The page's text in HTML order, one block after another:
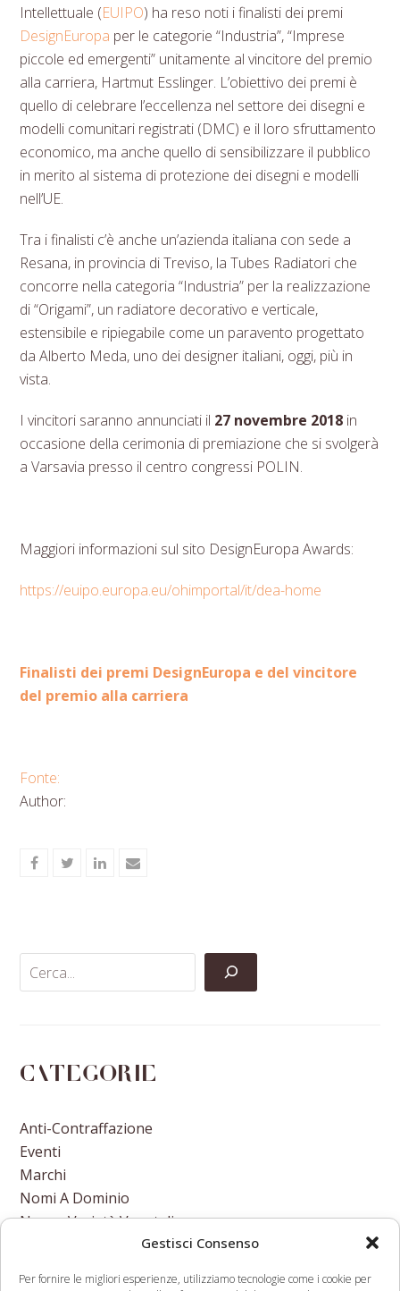
Gestisci Consenso
Per fornire le migliori esperienze, utilizziamo tecnologie come i cookie per
Intellettuale (EUIPO) ha reso noti i finalisti dei premi
DesignEuropa per le categorie “Industria”, “Imprese
piccole ed emergenti” unitamente al vincitore del premio
alla carriera, Hartmut Esslinger. L’obiettivo dei premi è
quello di celebrare l’eccellenza nel settore dei disegni e
modelli comunitari registrati (DMC) e il loro sfruttamento
economico, ma anche quello di sensibilizzare il pubblico
in merito al sistema di protezione dei disegni e modelli
nell’UE.
Tra i finalisti c’è anche un’azienda italiana con sede a
Resana, in provincia di Treviso, la Tubes Radiatori che
concorre nella categoria “Industria” per la realizzazione
di “Origami”, un radiatore decorativo e verticale,
estensibile e ripiegabile come un paravento progettato
da Alberto Meda, uno dei designer italiani, oggi, più in
vista.
I vincitori saranno annunciati il 27 novembre 2018 in
occasione della cerimonia di premiazione che si svolgerà
a Varsavia presso il centro congressi POLIN.
Maggiori informazioni sul sito DesignEuropa Awards:
https://euipo.europa.eu/ohimportal/it/dea-home
Finalisti dei premi DesignEuropa e del vincitore
del premio alla carriera
Fonte:
Author:
ShareShareShareShare
Categorie
Anti-Contraffazione
Eventi
Marchi
Nomi A Dominio
Nuove Varietà Vegetali